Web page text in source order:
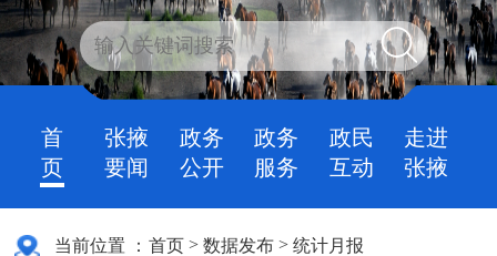
首
页
张掖
要闻
政务
公开
政务
服务
政民
互动
走进
张掖
当前位置 ： 首页 >数据发布 >统计月报